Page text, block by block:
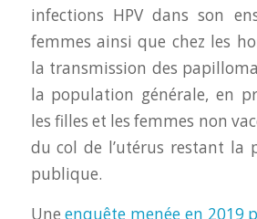
infections HPV dans son
femmes ainsi que chez les
la transmission des
la population générale, en
les filles et les femmes non
du col de l’utérus restant la
publique.
Uneenquête menée en 2019